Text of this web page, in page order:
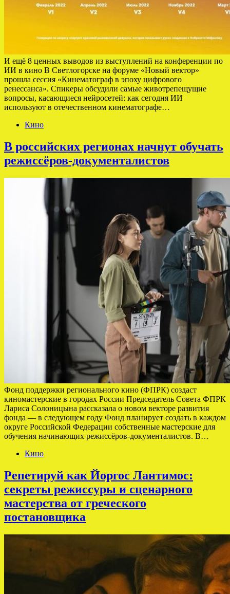
И ещё 8 ценных выводов из выступлений на конференции по
ИИ в кино В Светлогорске на форуме «Новый вектор»
прошла сессия «Кинематограф в эпоху цифрового
ренессанса». Спикеры обсудили самые животрепещущие
вопросы, касающиеся нейросетей: как сегодня ИИ
используют в отечественном кинематографе…
Кино
В российских регионах начнут обучать
режиссёров-документалистов
Фонд поддержки регионального кино (ФПРК) создаст
киномастерские в городах России Председатель Совета ФПРК
Лариса Солоницына рассказала о новом векторе развития
фонда — в следующем году Фонд планирует создать в каждом
округе Российской Федерации собственные мастерские для
обучения начинающих режиссёров-документалистов. В…
Кино
Репетируй как Йоргос Лантимос:
секреты режиссуры и сценарного
мастерства от греческого
постановщика